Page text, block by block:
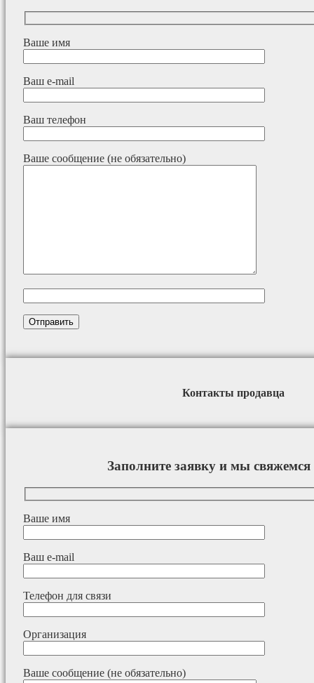
Ваше имя
Ваш e-mail
Ваш телефон
Ваше сообщение (не обязательно)
Контакты продавца
Заполните заявку и мы
Ваше имя
Ваш e-mail
Телефон для связи
Организация
Ваше сообщение (не обязательно)